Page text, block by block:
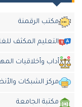
مكتب الرقمنة
التعليم المكثف للغات
أداب وأخلاقيات المهنة
مركز الشبكات والأنظمة
مكتبة الجامعة